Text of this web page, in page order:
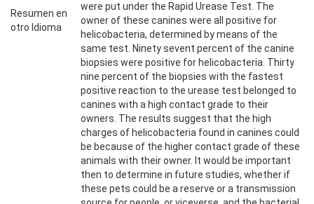
Resumen en
otro Idioma
were put under the Rapid Urease Test. The
owner of these canines were all positive for
helicobacteria, determined by means of the
same test. Ninety sevent percent of the canine
biopsies were positive for helicobacteria. Thirty
nine percent of the biopsies with the fastest
positive reaction to the urease test belonged to
canines with a high contact grade to their
owners. The results suggest that the high
charges of helicobacteria found in canines could
be because of the higher contact grade of these
animals with their owner. It would be important
then to determine in future studies, whether if
these pets could be a reserve or a transmission